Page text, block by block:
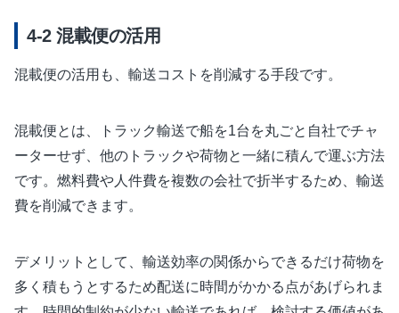
混載便の活用
混載便の活用も、輸送コストを削減する手段です。
混載便とは、トラック輸送で船を1台を丸ごと自社でチャ
ーターせず、他のトラックや荷物と一緒に積んで運ぶ方法
です。燃料費や人件費を複数の会社で折半するため、輸送
費を削減できます。
デメリットとして、輸送効率の関係からできるだけ荷物を
多く積もうとするため配送に時間がかかる点があげられま